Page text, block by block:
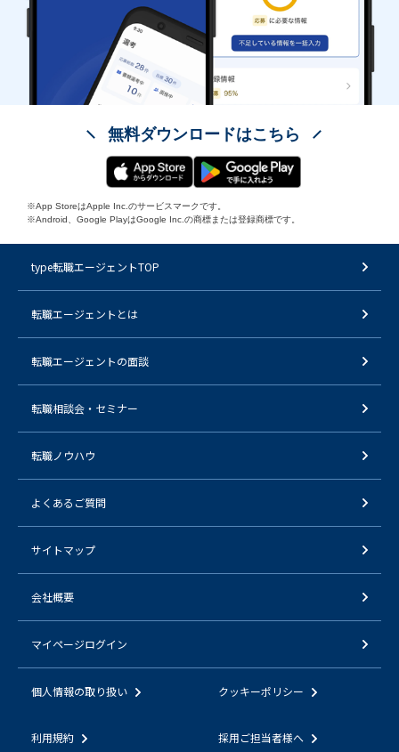
無料ダウンロードはこちら
※App StoreはApple Inc.のサービスマークです。
※Android、Google PlayはGoogle Inc.の商標または登録商標です。
type転職エージェントTOP
転職エージェントとは
転職エージェントの面談
転職相談会・セミナー
転職ノウハウ
よくあるご質問
サイトマップ
会社概要
マイページログイン
個人情報の取り扱い クッキーポリシー
利用規約 採用ご担当者様へ